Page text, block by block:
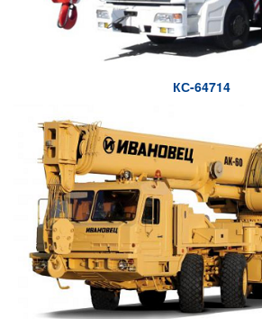
КС-64714